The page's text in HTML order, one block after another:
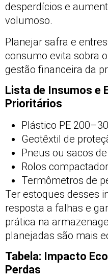
desperdícios e
volumoso.
Planejar safra e
consumo evita sobra
gestão financeira da
Lista de Insumos e
Prioritários
Plástico PE
Geotêxtil de
Pneus ou sacos
Rolos
Termômetros de
Ter estoques desses
resposta a falhas e
prática na
planejadas são mais
Tabela: Impacto
Perdas